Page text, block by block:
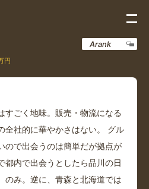
円
Arank
すごく地味。販売・物流になる
全社的に華やかさはない。 グル
ので出会うのは簡単だが拠点が
都内で出会うとしたら品川の日
のみ。逆に、青森と北海道では